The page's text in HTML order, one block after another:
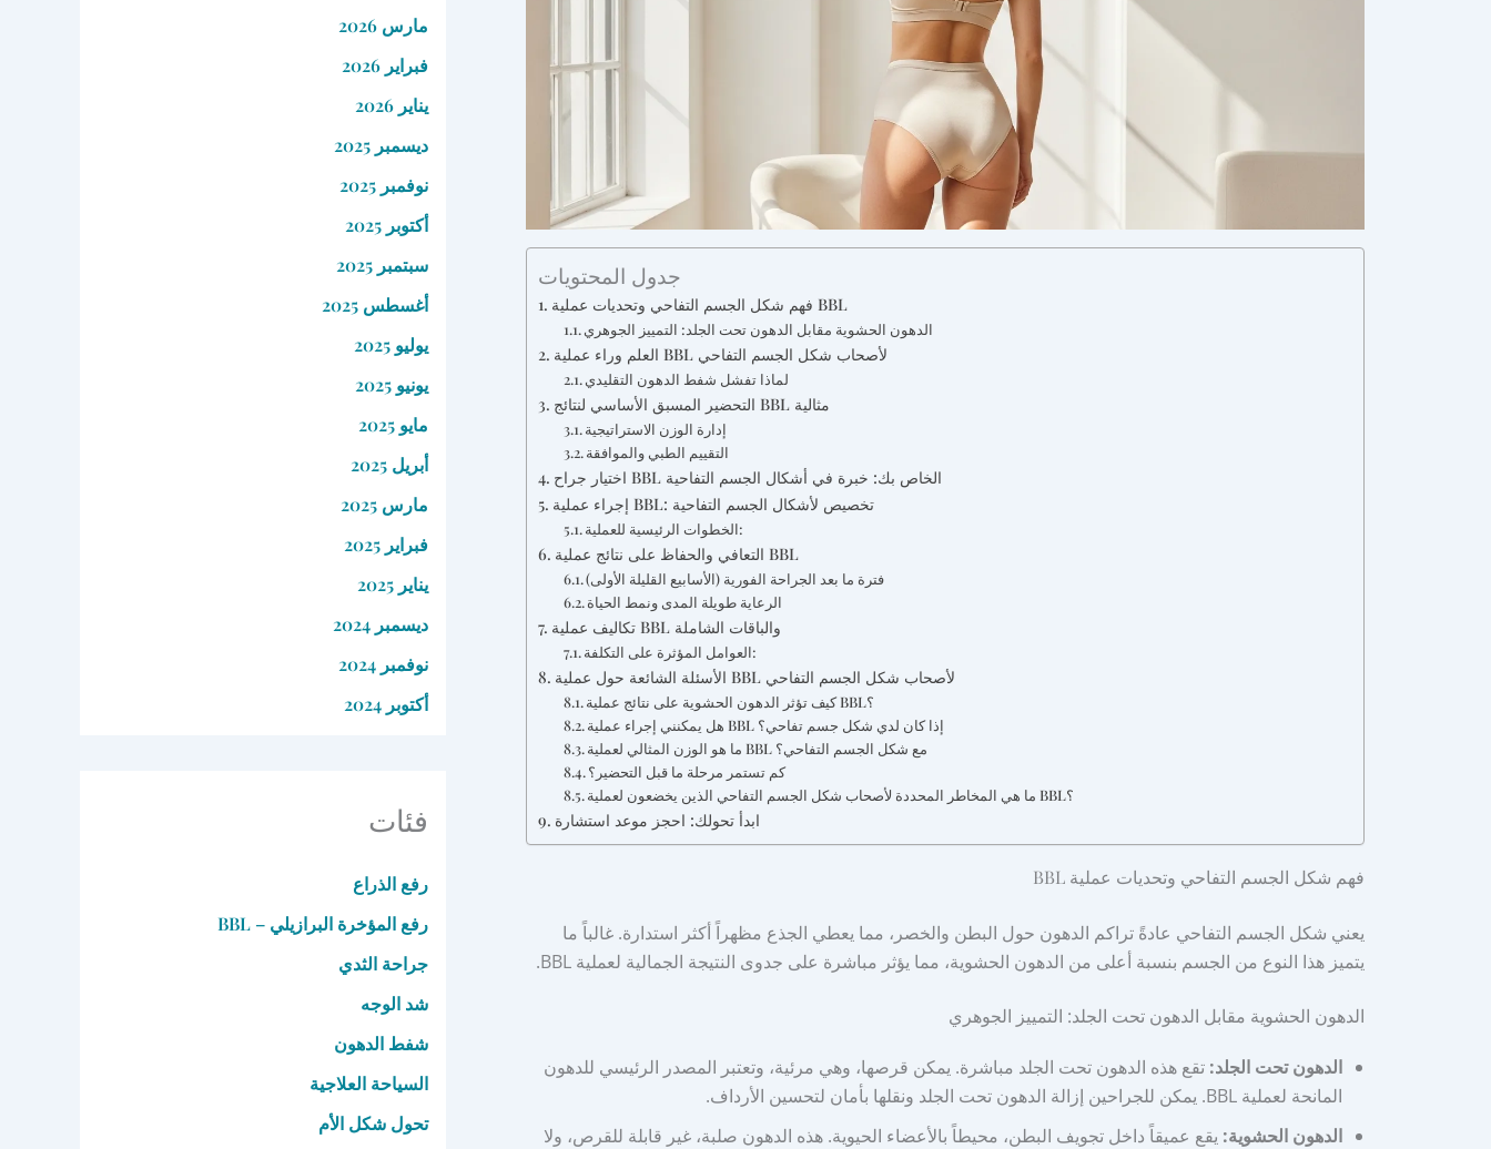
جدول المحتويات
فهم شكل الجسم التفاحي وتحديات عملية BBL
الدهون الحشوية مقابل الدهون تحت الجلد: التمييز الجوهري
العلم وراء عملية BBL لأصحاب شكل الجسم التفاحي
لماذا تفشل شفط الدهون التقليدي
التحضير المسبق الأساسي لنتائج BBL مثالية
إدارة الوزن الاستراتيجية
التقييم الطبي والموافقة
اختيار جراح BBL الخاص بك: خبرة في أشكال الجسم التفاحية
إجراء عملية BBL: تخصيص لأشكال الجسم التفاحية
الخطوات الرئيسية للعملية:
التعافي والحفاظ على نتائج عملية BBL
فترة ما بعد الجراحة الفورية (الأسابيع القليلة الأولى)
الرعاية طويلة المدى ونمط الحياة
تكاليف عملية BBL والباقات الشاملة
العوامل المؤثرة على التكلفة:
الأسئلة الشائعة حول عملية BBL لأصحاب شكل الجسم التفاحي
كيف تؤثر الدهون الحشوية على نتائج عملية BBL؟
هل يمكنني إجراء عملية BBL إذا كان لدي شكل جسم تفاحي؟
ما هو الوزن المثالي لعملية BBL مع شكل الجسم التفاحي؟
كم تستمر مرحلة ما قبل التحضير؟
ما هي المخاطر المحددة لأصحاب شكل الجسم التفاحي الذين يخضعون لعملية BBL؟
ابدأ تحولك: احجز موعد استشارة
فهم شكل الجسم التفاحي وتحديات عملية BBL
يعني شكل الجسم التفاحي عادةً تراكم الدهون حول البطن والخصر، مما يعطي الجذع مظهراً أكثر استدارة. غالباً ما
يتميز هذا النوع من الجسم بنسبة أعلى من الدهون الحشوية، مما يؤثر مباشرة على جدوى النتيجة الجمالية لعملية BBL.
الدهون الحشوية مقابل الدهون تحت الجلد: التمييز الجوهري
الدهون تحت الجلد: تقع هذه الدهون تحت الجلد مباشرة. يمكن قرصها، وهي مرئية، وتعتبر المصدر الرئيسي للدهون
المانحة لعملية BBL. يمكن للجراحين إزالة الدهون تحت الجلد ونقلها بأمان لتحسين الأرداف.
الدهون الحشوية: يقع عميقاً داخل تجويف البطن، محيطاً بالأعضاء الحيوية. هذه الدهون صلبة، غير قابلة للقرص، ولا
مارس 2026
فبراير 2026
يناير 2026
ديسمبر 2025
نوفمبر 2025
أكتوبر 2025
سبتمبر 2025
أغسطس 2025
يوليو 2025
يونيو 2025
مايو 2025
أبريل 2025
مارس 2025
فبراير 2025
يناير 2025
ديسمبر 2024
نوفمبر 2024
أكتوبر 2024
فئات
رفع الذراع
رفع المؤخرة البرازيلي – BBL
جراحة الثدي
شد الوجه
شفط الدهون
السياحة العلاجية
تحول شكل الأم